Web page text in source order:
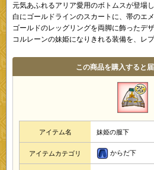
元気あふれるアリア愛用のボトムスが登場し
白にゴールドラインのスカートに、帯のエ
ゴールドのレッグリングを両脚に飾ったデザ
コルレーンの妹姫になりきれる装備を、レ
この商品を購入すると
アイテム名 妹姫の服下
アイテムカテゴリ からだ下